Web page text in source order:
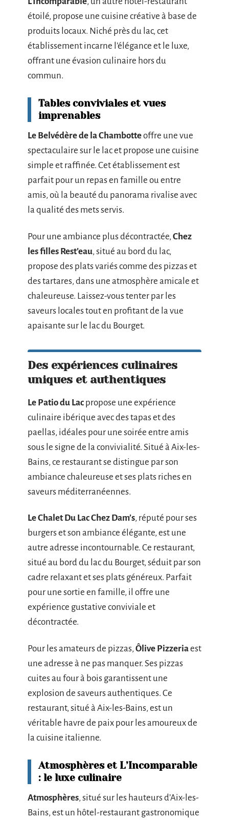
étoilé, propose une cuisine créative à base de
produits locaux. Niché près du lac, cet
établissement incarne l’élégance et le luxe,
offrant une évasion culinaire hors du
commun.
Tables conviviales et vues
imprenables
Le Belvédère de la Chambotteoffre une vue
spectaculaire sur le lac et propose une cuisine
simple et raffinée. Cet établissement est
parfait pour un repas en famille ou entre
amis, où la beauté du panorama rivalise avec
la qualité des mets servis.
Pour une ambiance plus décontractée, Chez
les filles Rest’eau, situé au bord du lac,
propose des plats variés comme des pizzas et
des tartares, dans une atmosphère amicale et
chaleureuse. Laissez-vous tenter par les
saveurs locales tout en profitant de la vue
apaisante sur le lac du Bourget.
Des expériences culinaires
uniques et authentiques
Le Patio du Lac propose une expérience
culinaire ibérique avec des tapas et des
paellas, idéales pour une soirée entre amis
sous le signe de la convivialité. Situé à Aix-les-
Bains, ce restaurant se distingue par son
ambiance chaleureuse et ses plats riches en
saveurs méditerranéennes.
Le Chalet Du Lac Chez Dam’s, réputé pour ses
burgers et son ambiance élégante, est une
autre adresse incontournable. Ce restaurant,
situé au bord du lac du Bourget, séduit par son
cadre relaxant et ses plats généreux. Parfait
pour une sortie en famille, il offre une
expérience gustative conviviale et
décontractée.
Pour les amateurs de pizzas, Ôlive Pizzeriaest
une adresse à ne pas manquer. Ses pizzas
cuites au four à bois garantissent une
explosion de saveurs authentiques. Ce
restaurant, situé à Aix-les-Bains, est un
véritable havre de paix pour les amoureux de
la cuisine italienne.
Atmosphères et L’Incomparable
: le luxe culinaire
Atmosphères, situé sur les hauteurs d’Aix-les-
Bains, est un hôtel-restaurant gastronomique